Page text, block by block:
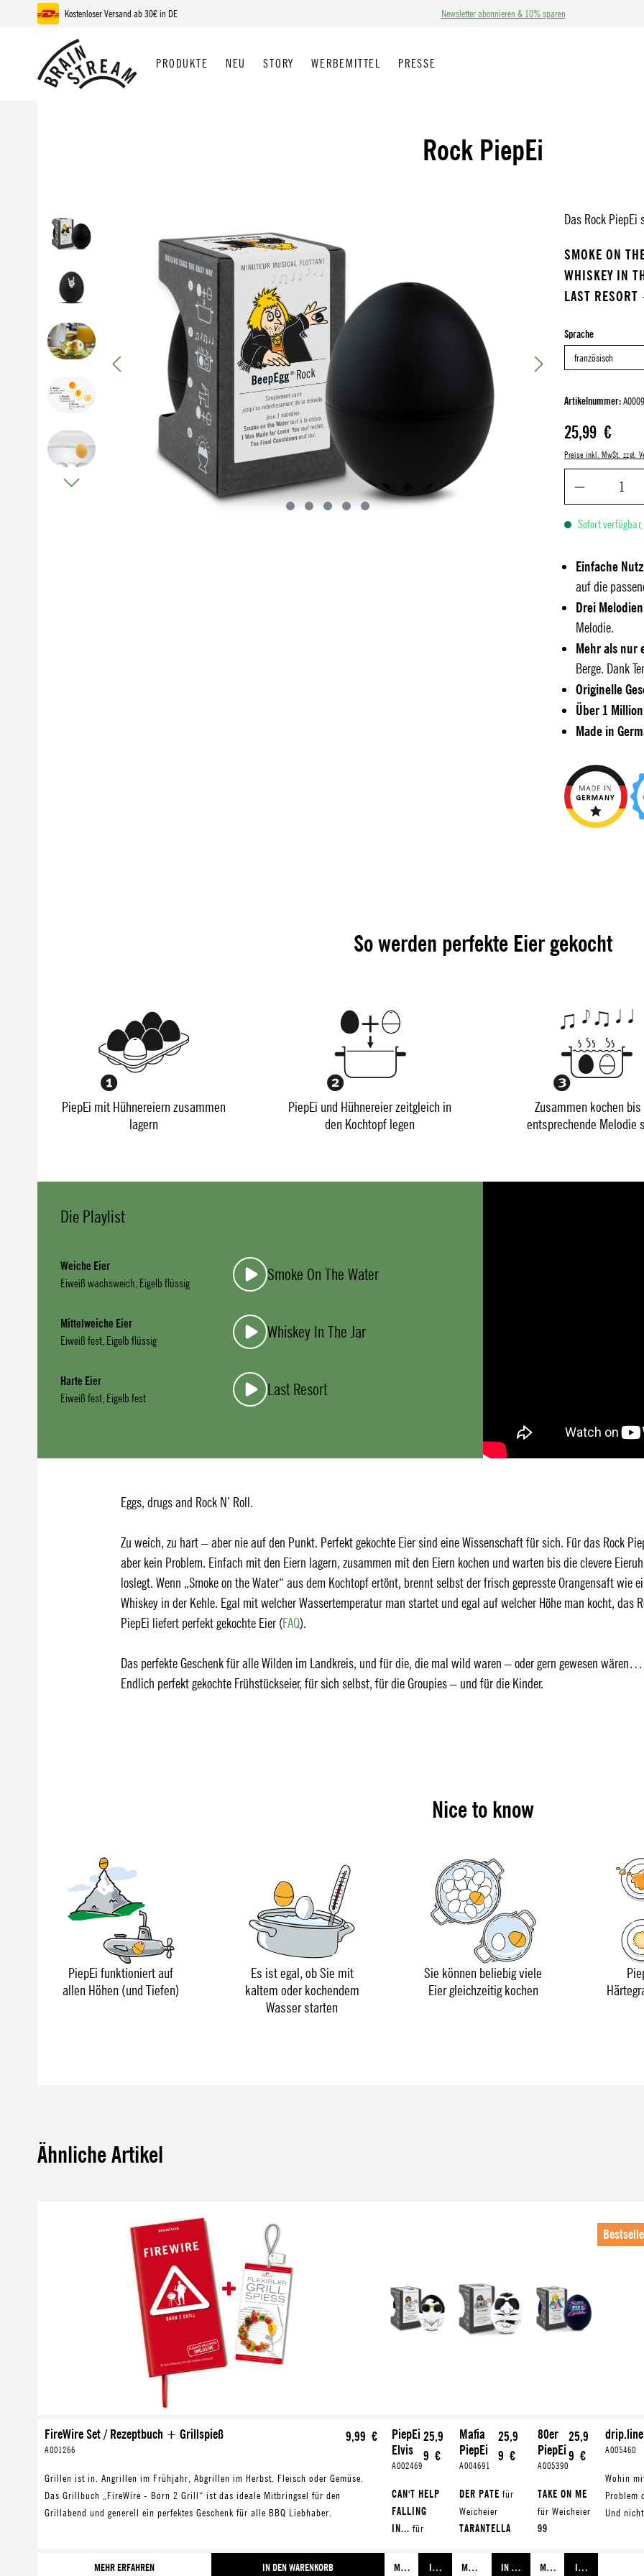
Hauptinhalt springen
Zur Suche springen
Zur Hauptnavigation springen
Kostenloser Versand ab 30€ in DE Newsletter abonnieren & 10% sparen
PRODUKTE NEU STORY WERBEMITTEL PRESSE
Rock PiepEi
Bildergalerie überspringen Das Rock
SMOKE ON
WHISKEY IN
LAST RESORT
Spracheauswählen
Artikelnummer:
Regulärer Preis:
25,99 €
Preise inkl. MwSt. zzgl.
Sofort
Einfache
auf die
Drei Melodien
Melodie.
Mehr als nur
Berge. Dank
Originelle
Über 1
Made in
So werden perfekte Eier gekocht
PiepEi mit Hühnereiern zusammen
lagern
PiepEi und Hühnereier zeitgleich in
den Kochtopf legen
Zusammen kochen bis
entsprechende Melodie
Die Playlist
Weiche Eier
Eiweiß wachsweich, Eigelb flüssig Smoke On The Water
Mittelweiche Eier
Eiweiß fest, Eigelb flüssig Whiskey In The Jar
Harte Eier
Eiweiß fest, Eigelb fest Last Resort
Eggs, drugs and Rock N’ Roll.
Zu weich, zu hart – aber nie auf den Punkt. Perfekt gekochte Eier sind eine Wissenschaft für sich. Für das Rock
aber kein Problem. Einfach mit den Eiern lagern, zusammen mit den Eiern kochen und warten bis die clevere
loslegt. Wenn „Smoke on the Water“ aus dem Kochtopf ertönt, brennt selbst der frisch gepresste Orangensaft wie
Whiskey in der Kehle. Egal mit welcher Wassertemperatur man startet und egal auf welcher Höhe man kocht, das
PiepEi liefert perfekt gekochte Eier (FAQ).
Das perfekte Geschenk für alle Wilden im Landkreis, und für die, die mal wild waren – oder gern gewesen wären…
Endlich perfekt gekochte Frühstückseier, für sich selbst, für die Groupies – und für die Kinder.
Nice to know
PiepEi funktioniert auf
allen Höhen (und Tiefen)
Es ist egal, ob Sie mit
kaltem oder kochendem
Wasser starten
Sie können beliebig viele
Eier gleichzeitig kochen
Ähnliche Artikel
FireWire Set / Rezeptbuch + Grillspieß
A001266
9,99 €
Grillen ist in. Angrillen im Frühjahr, Abgrillen im Herbst. Fleisch oder Gemüse.
Das Grillbuch „FireWire - Born 2 Grill“ ist das ideale Mitbringsel für den
Grillabend und generell ein perfektes Geschenk für alle BBQ Liebhaber.
MEHR ERFAHREN IN DEN WARENKORB
PiepEi
Elvis
A002469
25,9
9 €
CAN'T HELP
FALLING
IN... für
JAILHOUSE
MEHR ERFAHREN IN DEN WARENKORB
Mafia
PiepEi
A004691
25,9
9 €
DER PATEfür
Weicheier
TARANTELLA
fürMEHR ERFAHREN IN DEN WARENKORB
80er
PiepEi
A005390
25,9
9 €
TAKE ON ME
für Weicheier
99
SfürMEHR ERFAHREN IN DEN WARENKORB
A005460
Wohin
Problem
Und